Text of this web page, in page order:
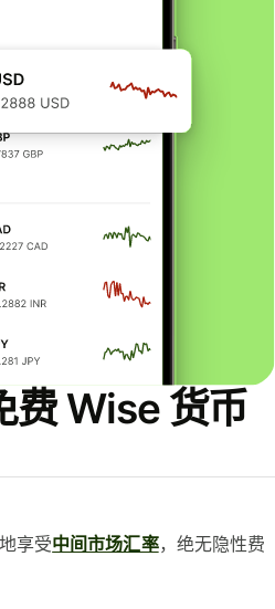
费 Wise 货币
享受中间市场汇率，绝无隐性费